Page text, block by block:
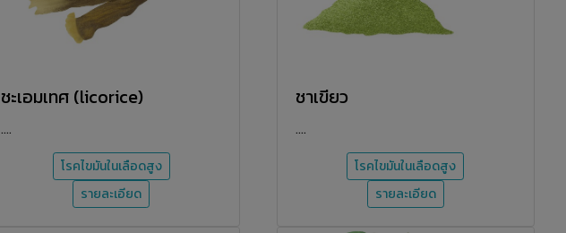
ชะเอมเทศ (licorice)
....
โรคไขมันในเลือดสูง
รายละเอียด
ชาเขียว
....
โรคไขมันในเลือดสูง
รายละเอียด